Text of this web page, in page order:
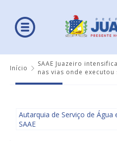
Início
SAAE Juazeiro
nas vias onde executou
Autarquia de Serviço de Água
SAAE